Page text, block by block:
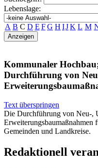
Lebenslage:
A B C D E F G H IJK L M
Kommunaler
Durchführung von
Text überspringen
Die Durchführung von Neu-,
Erweiterungsbaumaßnahmen
Gemeinden und Landkreise.
Redaktionell